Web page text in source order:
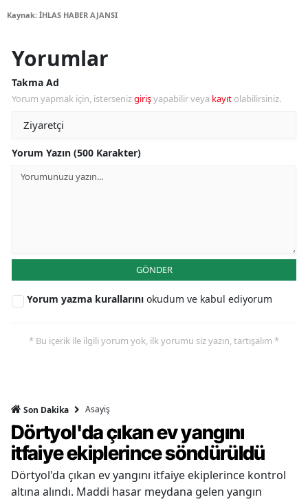
Kaynak: İHLAS HABER AJANSI
Yorumlar
Takma Ad
Yorum yapmak için, istersenizgirişyapabilir veya kayıt olabilirsiniz.
Yorum Yazın (500 Karakter)
GÖNDER
Yorum yazma kurallarını okudum ve kabul ediyorum
* Bu içerik ile ilgili yorum yok, ilk yorumu siz yazın, tartışalım *
Son Dakika Asayiş
Dörtyol'da çıkan ev yangını
itfaiye ekiplerince söndürüldü
Dörtyol'da çıkan ev yangını itfaiye ekiplerince kontrol
altına alındı. Maddi hasar meydana gelen yangın